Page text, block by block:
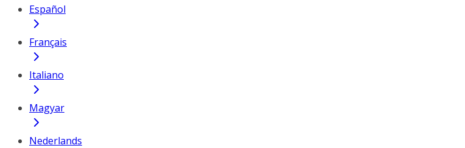
Español
Français
Italiano
Magyar
Nederlands